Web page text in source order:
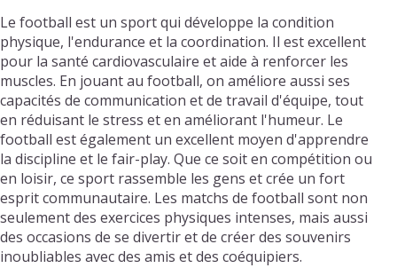
Le football est un sport qui développe la condition
physique, l'endurance et la coordination. Il est excellent
pour la santé cardiovasculaire et aide à renforcer les
muscles. En jouant au football, on améliore aussi ses
capacités de communication et de travail d'équipe, tout
en réduisant le stress et en améliorant l'humeur. Le
football est également un excellent moyen d'apprendre
la discipline et le fair-play. Que ce soit en compétition ou
en loisir, ce sport rassemble les gens et crée un fort
esprit communautaire. Les matchs de football sont non
seulement des exercices physiques intenses, mais aussi
des occasions de se divertir et de créer des souvenirs
inoubliables avec des amis et des coéquipiers.